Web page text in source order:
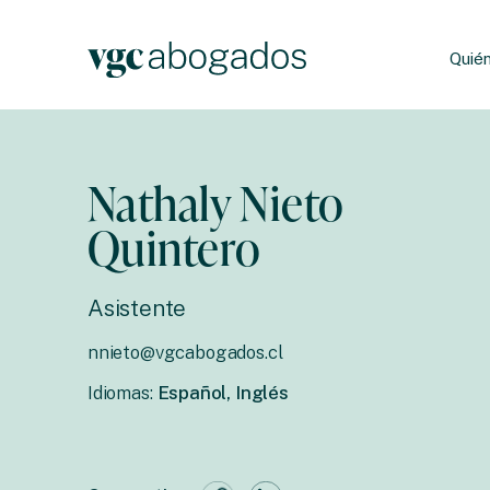
Nathaly Nieto
Quintero
Asistente
nnieto@vgcabogados.cl
Idiomas: Español, Inglés